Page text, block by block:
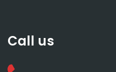
Call us